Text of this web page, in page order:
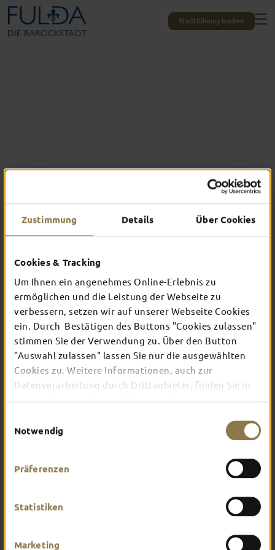
Zustimmung Details Über Cookies
Cookies & Tracking
Um Ihnen ein angenehmes Online-Erlebnis zu
ermöglichen und die Leistung der Webseite zu
verbessern, setzen wir auf unserer Webseite Cookies
ein. Durch Bestätigen des Buttons "Cookies zulassen"
stimmen Sie der Verwendung zu. Über den Button
"Auswahl zulassen" lassen Sie nur die ausgewählten
Cookies zu. Weitere Informationen, auch zur
Datenverarbeitung durch Drittanbieter, finden Sie in
Notwendig
Präferenzen
Statistiken
Marketing
Stadtführung buchen
Immer in Bewegung
SPORTLICH
DURCH FULDA
Für alle, die Hummeln im Hintern haben und sich
auch auf Reisen gerne bewegen, gibt es in Fulda
zahlreiche Möglichkeiten, das zu tun. Das
Naherholungsgebiet Fulda-Aue ist wunderbar
geeignet für ausgiebige Spaziergänge oder
Jogging-Runden. Auch Fahrrad-Fans oder
Wasserratten kommen auf ihre Kosten.